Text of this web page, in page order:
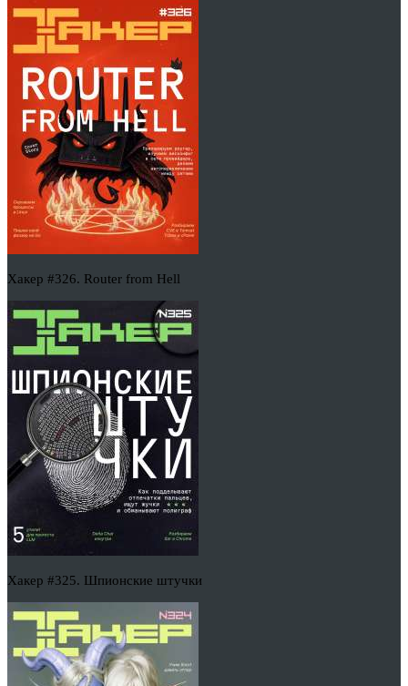
Хакер #326. Router from Hell
Хакер #325. Шпионские штучки